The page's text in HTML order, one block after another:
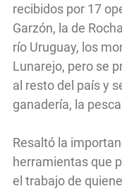
recibidos por 17
Garzón, la de
río Uruguay, los
Lunarejo, pero se
al resto del país y
ganadería, la
Resaltó la
herramientas que
el trabajo de